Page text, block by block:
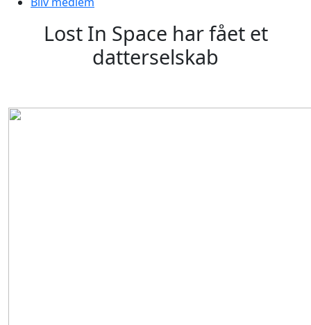
Lost In Space har fået et
datterselskab